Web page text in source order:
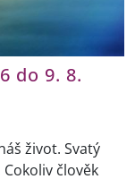
do 9. 8.
život. Svatý
člověk